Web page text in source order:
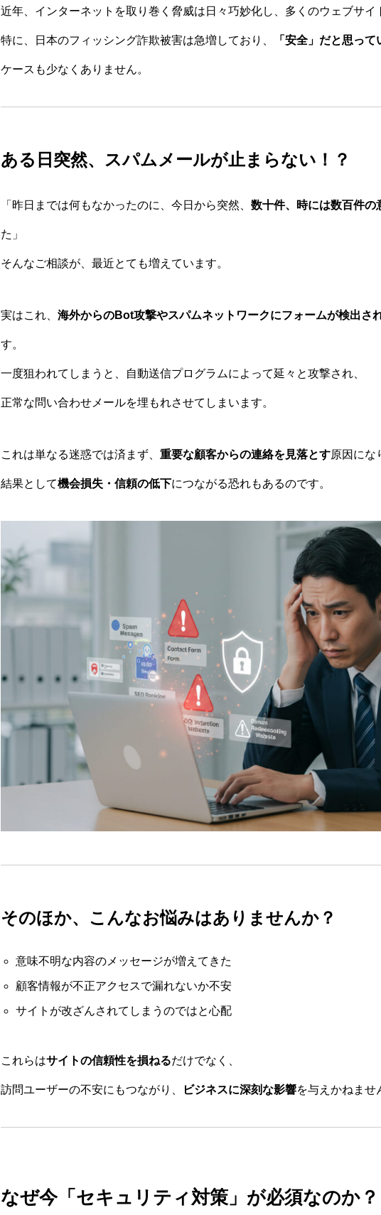
近年、インターネットを取り巻く脅威は日々巧妙化し、多くのウェブサイ
特に、日本のフィッシング詐欺被害は急増しており、 「安全」だと思っ
ケースも少なくありません。
ある日突然、スパムメールが止まらない！？
「昨日までは何もなかったのに、今日から突然、 数十件、時には数百件の
た」
そんなご相談が、最近とても増えています。
実はこれ、 海外からのBot攻撃やスパムネットワークにフォームが検出さ
す。
一度狙われてしまうと、自動送信プログラムによって延々と攻撃され、
正常な問い合わせメールを埋もれさせてしまいます。
これは単なる迷惑では済まず、 重要な顧客からの連絡を見落とす原因にな
結果として機会損失・信頼の低下につながる恐れもあるのです。
そのほか、こんなお悩みはありませんか？
意味不明な内容のメッセージが増えてきた
顧客情報が不正アクセスで漏れないか不安
サイトが改ざんされてしまうのではと心配
これらはサイトの信頼性を損ねるだけでなく、
訪問ユーザーの不安にもつながり、 ビジネスに深刻な影響を与えかねませ
なぜ今「セキュリティ対策」が必須なのか？